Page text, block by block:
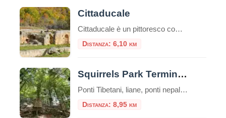
Cittaducale
Cittaducale è un pittoresco comune situato nella provincia di Rieti, nella regione del Lazio, in Italia. Cittaducale venne fondata nel 1308 da Carlo II d’Angiò, presso il confine settentrionale del Regno di Napoli. Il paese deve il suo nome al duca di Calabria Roberto, figlio di Carlo lo Zoppo. Cittaducale è ricca di edifici storici, […]
Distanza: 6,10 km
Squirrels Park Terminillo
Ponti Tibetani, liane, ponti nepalesi e passerelle di tronchi che disegnano percorsi avventurosi tra i faggi. Il Parco Avventura è un’esperienza di totale immersione nella natura, nella bellezza del bosco, un’emozionante sfida con se stessi, un’esperienza di puro divertimento, in piena sicurezza, con attrezzature DPI (imbraco, longes, moschettoni e casco) e sotto il controllo e […]
Distanza: 8,95 km